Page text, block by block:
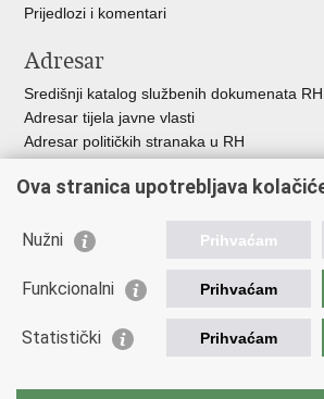
Prijedlozi i komentari
Adresar
Središnji katalog službenih dokumenata RH
Adresar tijela javne vlasti
Adresar političkih stranaka u RH
Besplatni telefoni javne uprave
Važne poveznice
Vlada Republike Hrvatske
Europska komisija
Taxation and Customs Union
Ova stranica upotrebljava
Nužni Prihvaćam
Funkcionalni Prihvaćam
Statistički Prihvaćam